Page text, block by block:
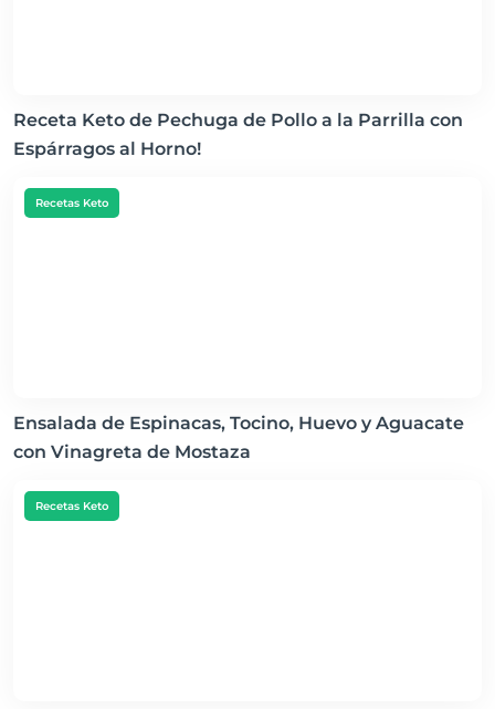
Receta Keto de Pechuga de Pollo a la Parrilla con
Espárragos al Horno!
Recetas Keto
Ensalada de Espinacas, Tocino, Huevo y Aguacate
con Vinagreta de Mostaza
Recetas Keto